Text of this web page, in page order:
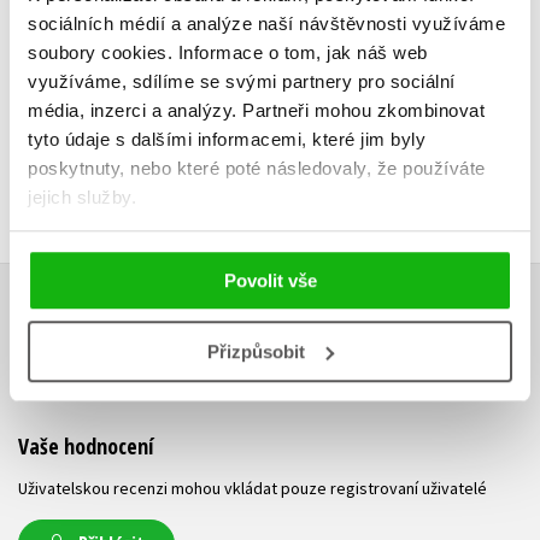
sociálních médií a analýze naší návštěvnosti využíváme
soubory cookies. Informace o tom, jak náš web
využíváme, sdílíme se svými partnery pro sociální
média, inzerci a analýzy. Partneři mohou zkombinovat
tyto údaje s dalšími informacemi, které jim byly
poskytnuty, nebo které poté následovaly, že používáte
jejich služby.
Povolit vše
Přizpůsobit
Do košíku
149 Kč
119 Kč
159 Kč
HODNOCENÍ ČTENÁŘŮ
V současné době nejsou vytvořena žádná uživatelská hodnocení.
Vaše hodnocení
Uživatelskou recenzi mohou vkládat pouze registrovaní uživatelé